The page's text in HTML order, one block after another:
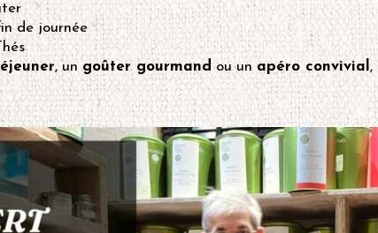
de journée
, ungoûter gourmandou un apéro convivial,